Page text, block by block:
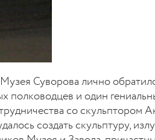
Суворова лично
полководцев и один
со скульптором
создать скульптуру,